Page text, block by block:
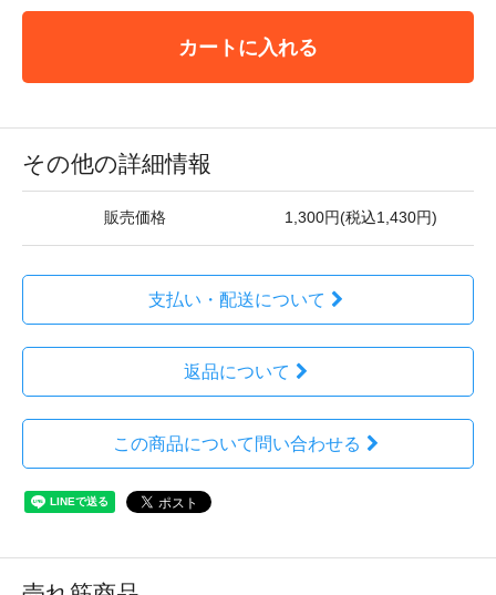
カートに入れる
その他の詳細情報
販売価格 1,300円(税込1,430円)
支払い・配送について
返品について
この商品について問い合わせる